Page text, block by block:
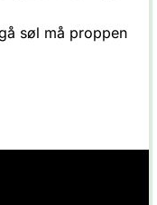
søl må proppen